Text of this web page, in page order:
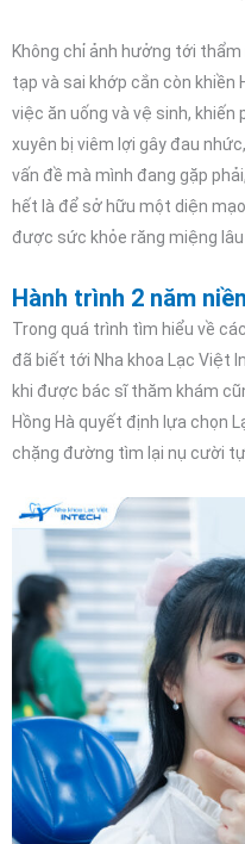
Không chỉ ảnh hưởng tới
tạp và sai khớp cắn còn khiền
việc ăn uống và vệ sinh,
xuyên bị viêm lợi gây đau
vấn đề mà mình đang gặp
hết là để sở hữu một diện
được sức khỏe răng miệng lâu
Hành trình 2 năm
Trong quá trình tìm hiểu về
đã biết tới Nha khoa Lạc Việt
khi được bác sĩ thăm khám
Hồng Hà quyết định lựa chọn
chặng đường tìm lại nụ cười tự